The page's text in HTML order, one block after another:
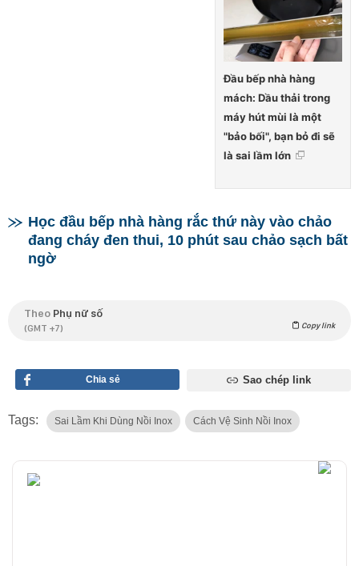
Đầu bếp nhà hàng
mách: Dầu thải trong
máy hút mùi là một
"bảo bối", bạn bỏ đi sẽ
là sai lầm lớn
Học đầu bếp nhà hàng rắc thứ này vào chảo
đang cháy đen thui, 10 phút sau chảo sạch bất
ngờ
Theo Phụ nữ số
(GMT +7) Copy link
Chia sẻ Sao chép link
Tags: Sai Lầm Khi Dùng Nồi Inox Cách Vệ Sinh Nồi Inox